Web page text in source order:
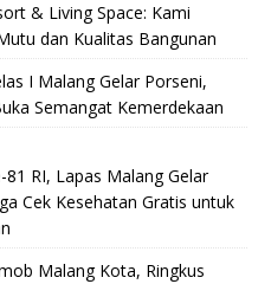
& Living Space: Kami
dan Kualitas Bangunan
I Malang Gelar Porseni,
Semangat Kemerdekaan
81 RI, Lapas Malang Gelar
Cek Kesehatan Gratis untuk
Malang Kota, Ringkus